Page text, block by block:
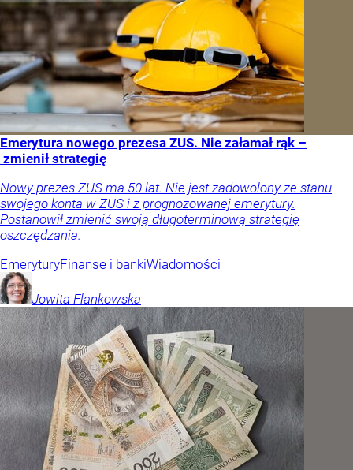
Emerytura nowego prezesa ZUS. Nie załamał rąk –
zmienił strategię
Nowy prezes ZUS ma 50 lat. Nie jest zadowolony ze stanu
swojego konta w ZUS i z prognozowanej emerytury.
Postanowił zmienić swoją długoterminową strategię
oszczędzania.
EmeryturyFinanse i bankiWiadomości
Jowita Flankowska